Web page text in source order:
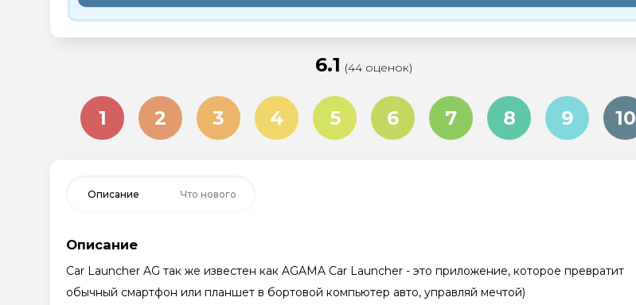
6.1 (44 оценок)
1 2 3 4 5 6 7 8 9 10
Описание Что нового
Описание
Car Launcher AG так же известен как AGAMA Car Launcher - это приложение, которое превратит
обычный смартфон или планшет в бортовой компьютер авто, управляй мечтой)